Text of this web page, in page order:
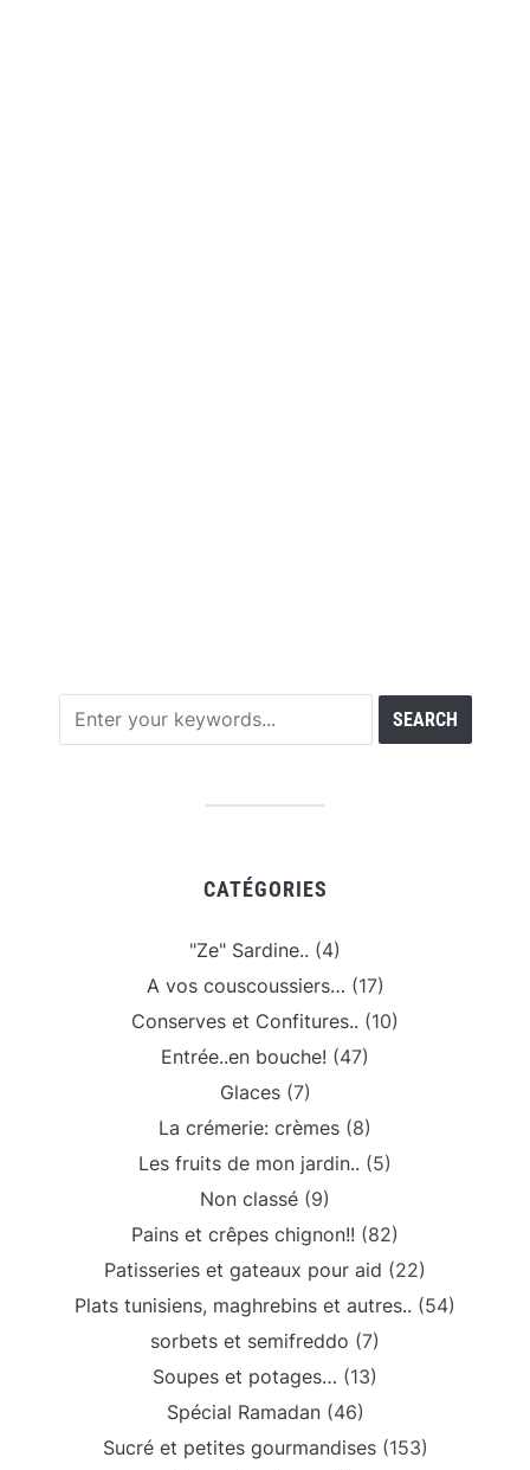
CATÉGORIES
"Ze" Sardine.. (4)
A vos couscoussiers… (17)
Conserves et Confitures.. (10)
Entrée..en bouche! (47)
Glaces(7)
La crémerie: crèmes (8)
Les fruits de mon jardin.. (5)
Non classé (9)
Pains et crêpes chignon!! (82)
Patisseries et gateaux pour aid (22)
Plats tunisiens, maghrebins et autres.. (54)
sorbets et semifreddo (7)
Soupes et potages… (13)
Spécial Ramadan(46)
Sucré et petites gourmandises(153)